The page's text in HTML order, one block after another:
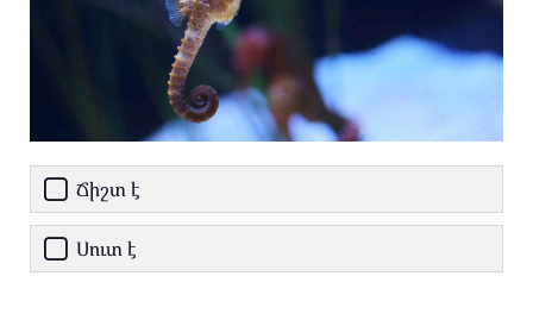
Ճիշտ է
Սուտ է